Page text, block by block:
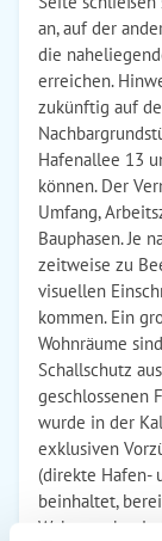
an, auf der
die
erreichen.
zukünftig auf
Hafenallee 13
können. Der
Umfang,
Bauphasen. Je
zeitweise zu
visuellen
kommen. Ein
Wohnräume
Schallschutz
geschlossenen
wurde in der
exklusiven
(direkte Hafen-
beinhaltet,
Wohnung